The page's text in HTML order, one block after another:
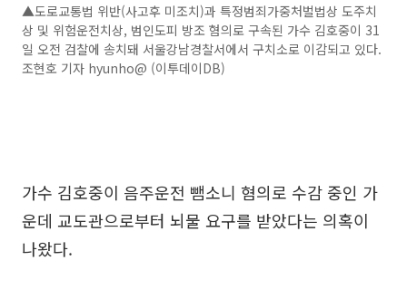
▲도로교통법 위반(사고후 미조치)과 특정범죄가중처벌법상 도주치
상 및 위험운전치상, 범인도피 방조 혐의로 구속된 가수 김호중이 31
일 오전 검찰에 송치돼 서울강남경찰서에서 구치소로 이감되고 있다.
조현호 기자 hyunho@ (이투데이DB)
가수 김호중이 음주운전 뺌소니 혐의로 수감 중인 가
운데 교도관으로부터 뇌물 요구를 받았다는 의혹이
나왔다.